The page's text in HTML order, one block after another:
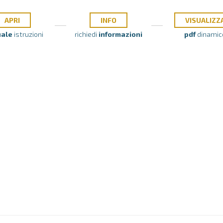
APRI
istruzioni
INFO
richiedi informazioni
pdf